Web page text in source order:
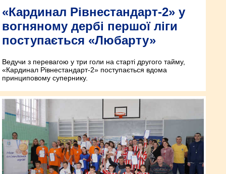
«Кардинал Рівнестандарт-2» у
вогняному дербі першої ліги
поступається «Любарту»
Ведучи з перевагою у три голи на старті другого тайму,
«Кардинал Рівнестандарт-2» поступається вдома
принциповому супернику.